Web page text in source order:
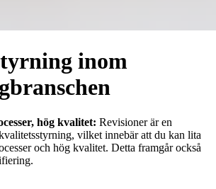
inom
hög kvalitet: Revisioner är en
vilket innebär att du kan lita
och hög kvalitet. Detta framgår också